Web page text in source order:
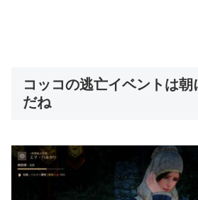
コッコの逃亡イベントは
だね